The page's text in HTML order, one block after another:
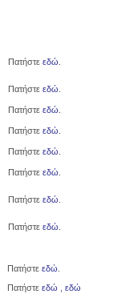
Πατήστε εδώ
Πατήστε εδώ
Πατήστε εδώ
Πατήστε εδώ
Πατήστε εδώ
Πατήστε εδώ
Πατήστε εδώ
Πατήστε εδώ
Πατήστε εδώ
Πατήστε εδώ
εδώ